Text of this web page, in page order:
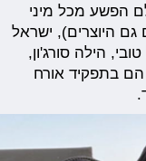
הפשע מכל מיני
גם היוצרים), ישראל
הילה סורג'ון,
הם בתפקיד אורח